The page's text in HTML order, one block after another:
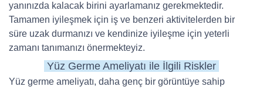
yanınızda kalacak birini ayarlamanız gerekmektedir.
Tamamen iyileşmek için iş ve benzeri aktivitelerden bir
süre uzak durmanızı ve kendinize iyileşme için yeterli
zamanı tanımanızı önermekteyiz.
Yüz Germe Ameliyatı ile İlgili Riskler
Yüz germe ameliyatı, daha genç bir görüntüye sahip